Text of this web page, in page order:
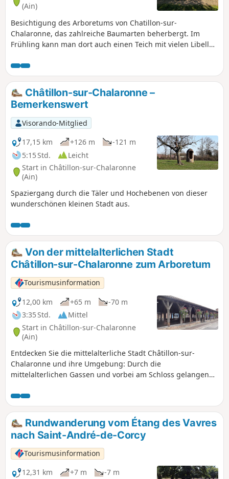
(Ain)
Besichtigung des Arboretums von Chatillon-sur-
Chalaronne, das zahlreiche Baumarten beherbergt. Im
Frühling kann man dort auch einen Teich mit vielen Libellen
angenehmer Besuch.
Châtillon-sur-Chalaronne –
Bemerkenswert
Visorando-Mitglied
17,15 km
+126 m
-121 m
5:15 Std.
Leicht
Start in Châtillon-sur-Chalaronne
(Ain)
Spaziergang durch die Täler und Hochebenen von dieser
wunderschönen kleinen Stadt aus.
Von der mittelalterlichen Stadt
Châtillon-sur-Chalaronne zum Arboretum
Tourismusinformation
12,00 km
+65 m
-70 m
3:35 Std.
Mittel
Start in Châtillon-sur-Chalaronne
(Ain)
Entdecken Sie die mittelalterliche Stadt Châtillon-sur-
Chalaronne und ihre Umgebung: Durch die
mittelalterlichen Gassen und vorbei am Schloss gelangen
des Relevant durchqueren und schließlich einen
Spaziergang durch das Arboretum machen.
Rundwanderung vom Étang des Vavres
nach Saint-André-de-Corcy
Tourismusinformation
12,31 km
+7 m
-7 m